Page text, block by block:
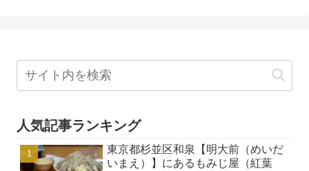
人気記事ランキング
東京都杉並区和泉【明大前（めいだ
いまえ）】にあるもみじ屋（紅葉